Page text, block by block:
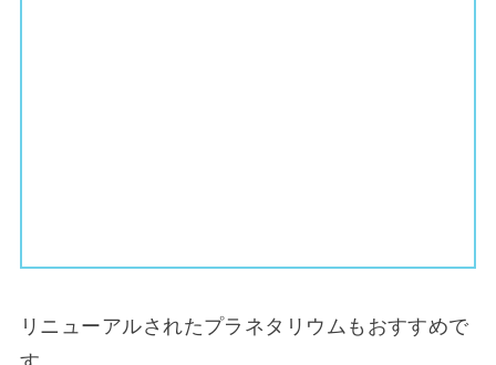
リニューアルされたプラネタリウムもおすすめで